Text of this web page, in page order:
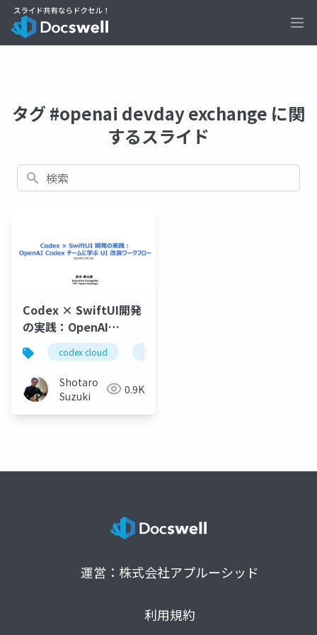
タグ #openai devday exchange に関
するスライド
検索
Codex × SwiftUI開発
の実践：OpenAI
Codex チームに学ぶ UI
改良ワークフロー
codex cloud xcode
Shotaro
Suzuki
0.9K
運営：株式会社アプルーシッド
利用規約